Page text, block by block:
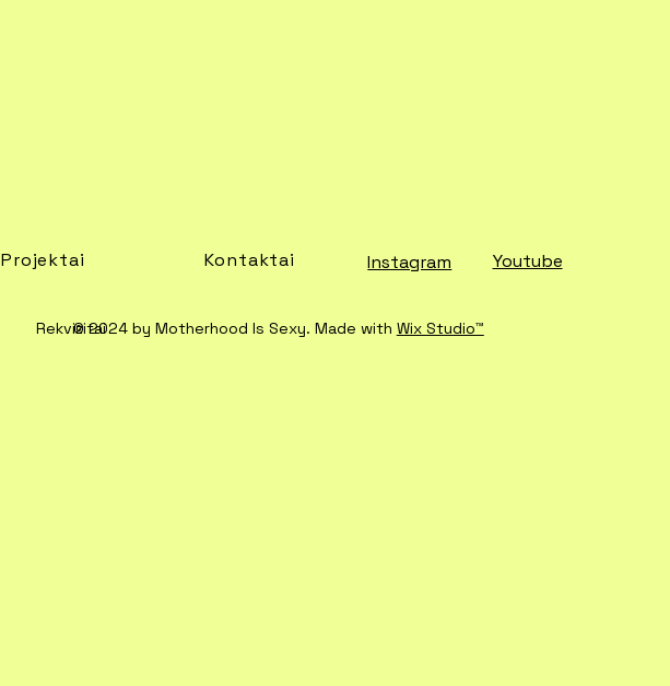
Projektai Kontaktai Instagram
Rekvizitai© 2024 by Motherhood Is Sexy. Made with Wix Studio™
Youtube